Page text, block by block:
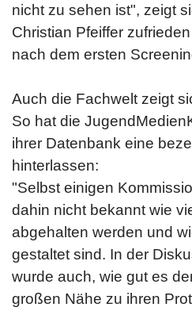
nicht zu sehen ist", zeigt
Christian Pfeiffer
nach dem ersten
Auch die Fachwelt zeigt
So hat die
ihrer Datenbank eine
hinterlassen:
"Selbst einigen
dahin nicht bekannt wie
abgehalten werden und
gestaltet sind. In der
wurde auch, wie gut es
großen Nähe zu ihren